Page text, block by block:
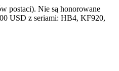
postaci). Nie są honorowane
USD z seriami: HB4, KF920,